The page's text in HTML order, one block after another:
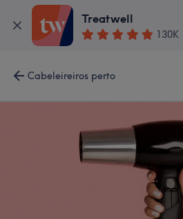
Treatwell
130K
Cabeleireiros perto